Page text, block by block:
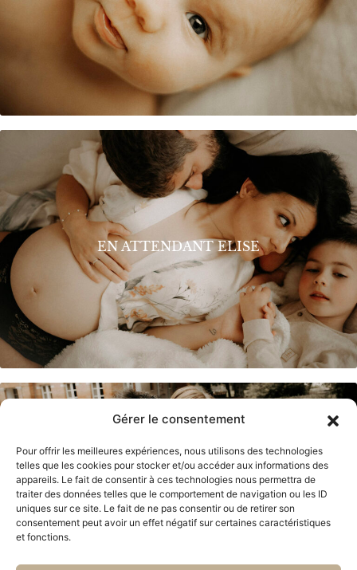
Gérer le consentement
Pour offrir les meilleures expériences, nous utilisons des technologies
telles que les cookies pour stocker et/ou accéder aux informations des
appareils. Le fait de consentir à ces technologies nous permettra de
traiter des données telles que le comportement de navigation ou les ID
uniques sur ce site. Le fait de ne pas consentir ou de retirer son
consentement peut avoir un effet négatif sur certaines caractéristiques
et fonctions.
EN ATTENDANT ELISE
MARINE & LUCAS